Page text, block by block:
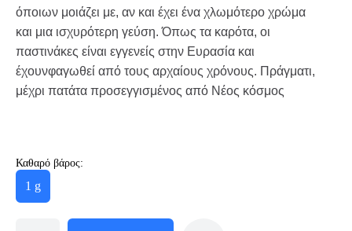
όποιων μοιάζει με, αν και έχει ένα χλωμότερο χρώμα
και μια ισχυρότερη γεύση. Όπως τα καρότα, οι
παστινάκες είναι εγγενείς στην Ευρασία και
έχουνφαγωθεί από τους αρχαίους χρόνους. Πράγματι,
μέχρι πατάτα προσεγγισμένος από Νέος κόσμος
Καθαρό βάρος:
1 g